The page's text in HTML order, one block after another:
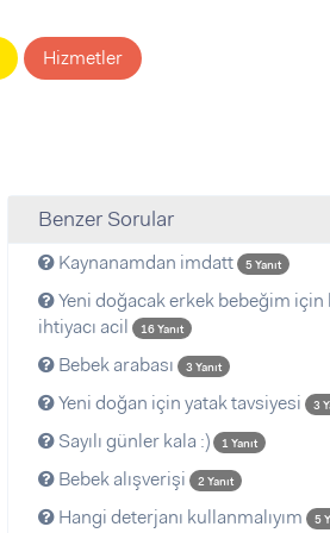
Hizmetler
Benzer Sorular
Kaynanamdan imdatt 5 Yanıt
Yeni doğacak erkek bebeğim için
ihtiyacı acil
16 Yanıt
Bebek arabası 3 Yanıt
Yeni doğan için yatak tavsiyesi 3
Sayılı günler kala :) 1 Yanıt
Bebek alışverişi 2 Yanıt
Hangi deterjanı kullanmalıyım 5